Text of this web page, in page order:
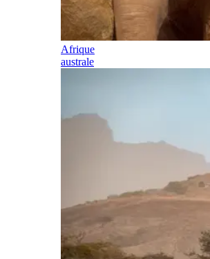
Afrique
australe